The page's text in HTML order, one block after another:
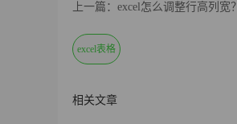
上一篇：excel怎么调整行高列宽？
excel表格
相关文章